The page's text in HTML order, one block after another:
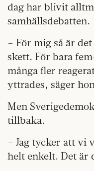
dag har blivit
samhällsdebatten.
– För mig så är
skett. För bara
många fler
yttrades, säger
Men
tillbaka.
– Jag tycker att vi
helt enkelt. Det är